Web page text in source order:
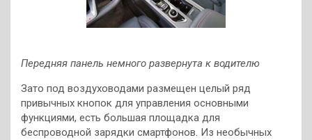
Передняя панель немного развернута к водителю
Зато под воздуховодами размещен целый ряд
привычных кнопок для управления основными
функциями, есть большая площадка для
беспроводной зарядки смартфонов. Из необычных